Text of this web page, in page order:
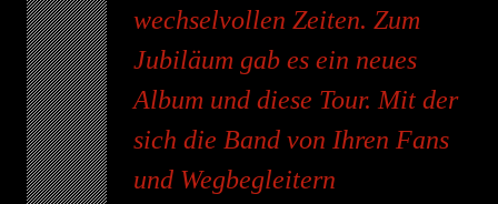
wechselvollen Zeiten. Zum
Jubiläum gab es ein neues
Album und diese Tour. Mit der
sich die Band von Ihren Fans
und Wegbegleitern